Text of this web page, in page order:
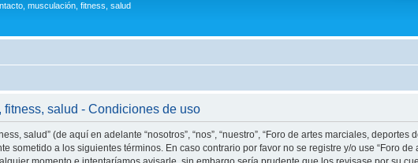
musculación, fitness, salud
salud - Condiciones de uso
salud” (de aquí en adelante “nosotros”, “nos”, “nuestro”, “Foro de artes marciales, deportes
sometido a los siguientes términos. En caso contrario por favor no se registre y/o use “Foro